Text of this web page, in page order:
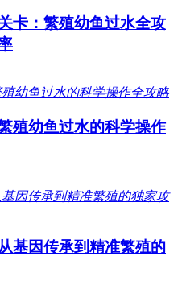
卡：繁殖幼鱼过水全攻
殖幼鱼过水的科学操作
基因传承到精准繁殖的